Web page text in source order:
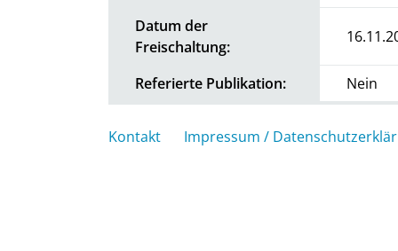
Datum der
Freischaltung:
Referierte Publikation: Nein
Kontakt Impressum /